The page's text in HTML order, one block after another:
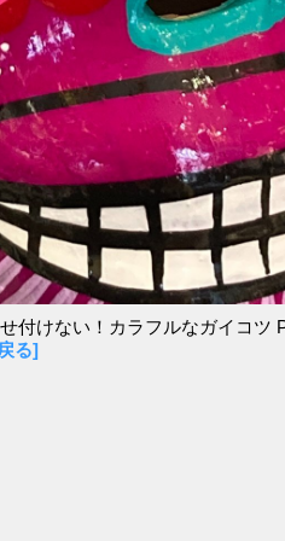
付けない！カラフルなガイコツ
る]